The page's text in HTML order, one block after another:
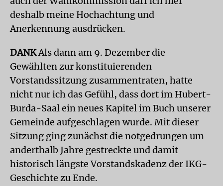
deshalb meine Hochachtung und
Anerkennung ausdrücken.
DANKAls dann am 9. Dezember die
Gewählten zur konstituierenden
Vorstandssitzung zusammentraten, hatte
nicht nur ich das Gefühl, dass dort im Hubert-
Burda-Saal ein neues Kapitel im Buch unserer
Gemeinde aufgeschlagen wurde. Mit dieser
Sitzung ging zunächst die notgedrungen um
anderthalb Jahre gestreckte und damit
historisch längste Vorstandskadenz der IKG-
Geschichte zu Ende.